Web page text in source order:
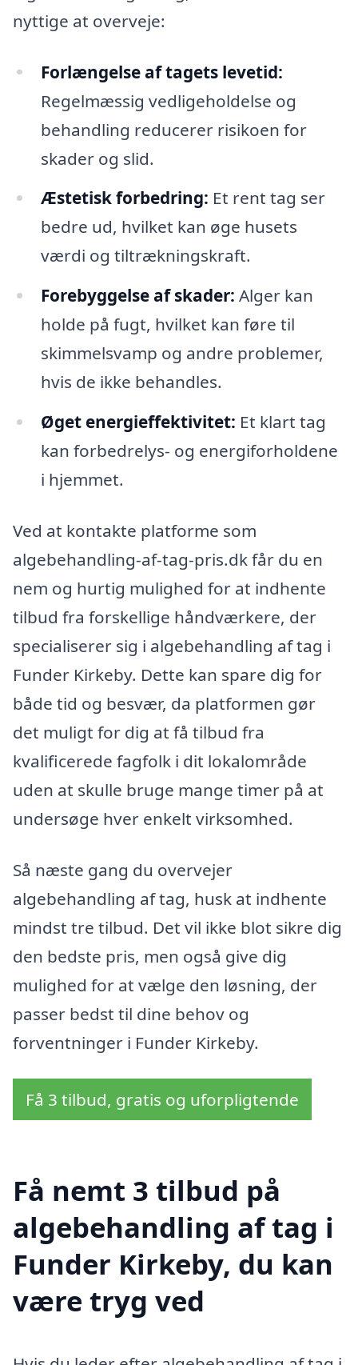
nyttige at overveje:
Forlængelse af tagets levetid:
Regelmæssig vedligeholdelse og
behandling reducerer risikoen for
skader og slid.
Æstetisk forbedring: Et rent tag ser
bedre ud, hvilket kan øge husets
værdi og tiltrækningskraft.
Forebyggelse af skader: Alger kan
holde på fugt, hvilket kan føre til
skimmelsvamp og andre problemer,
hvis de ikke behandles.
Øget energieffektivitet: Et klart tag
kan forbedrelys- og energiforholdene
i hjemmet.
Ved at kontakte platforme som
algebehandling-af-tag-pris.dk får du en
nem og hurtig mulighed for at indhente
tilbud fra forskellige håndværkere, der
specialiserer sig i algebehandling af tag i
Funder Kirkeby. Dette kan spare dig for
både tid og besvær, da platformen gør
det muligt for dig at få tilbud fra
kvalificerede fagfolk i dit lokalområde
uden at skulle bruge mange timer på at
undersøge hver enkelt virksomhed.
Så næste gang du overvejer
algebehandling af tag, husk at indhente
mindst tre tilbud. Det vil ikke blot sikre dig
den bedste pris, men også give dig
mulighed for at vælge den løsning, der
passer bedst til dine behov og
forventninger i Funder Kirkeby.
Få 3 tilbud, gratis og uforpligtende
Få nemt 3 tilbud på
algebehandling af tag i
Funder Kirkeby, du kan
være tryg ved